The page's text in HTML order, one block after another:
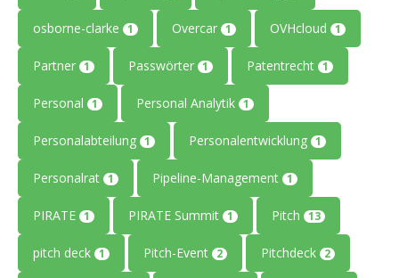
osborne-clarke 1 Overcar 1 OVHcloud 1
Partner 1 Passwörter 1 Patentrecht 1
Personal 1 Personal Analytik 1
Personalabteilung 1 Personalentwicklung 1
Personalrat 1 Pipeline-Management 1
PIRATE 1 PIRATE Summit 1 Pitch 13
pitch deck 1 Pitch-Event 2 Pitchdeck 2